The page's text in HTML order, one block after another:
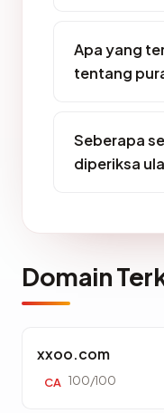
Apa yang
tentang
Seberapa
diperiksa
Domain
xxoo.com
CA 100/100